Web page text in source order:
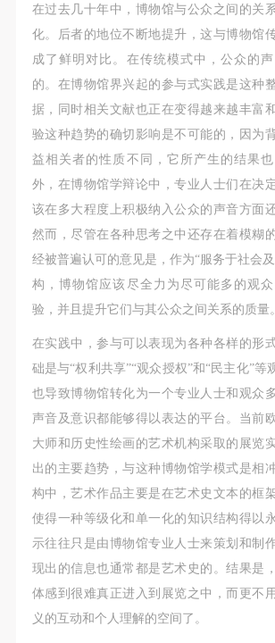
在过去几十年中，博物馆与公众之间的关
化。后者的地位不断地提升，这与博物馆
成了鲜明对比。在传统模式中，公众的
的。在博物馆界兴起的参与式实践是这种
据，同时相关文献也正在变得越来越丰富
验这种趋势的确切影响是不可能的，因为
益相关者的性质不同，它所产生的结果
外，在博物馆学辩论中，专业人士们在决
该在多大程度上积极纳入公众的声音方面
然而，尽管在各种思考之中还存在着模糊
经被普遍认可的意见是，作为“服务于社会
构，博物馆应该尽全力为尽可能多的观
验，并且提升它们与其公众之间关系的质量。
在实践中，参与可以表现为各种各样的形
础是与“权利共享”“观众授权”和“民主化”等
也导致博物馆转化为一个专业人士和观众
声音及意识都能够得以表达的平台。当前
大师和历史性绘画的艺术机构采取的展览
出的主要趋势，与这种博物馆学模式是相
构中，艺术作品主要是在艺术史文本的框
使得一种等级化和单一化的知识结构得以
示往往只是由博物馆专业人士来策划和制
现出的信息也通常都是艺术史的。结果是
体感到很难真正进入到展览之中，而更不
义的互动和个人理解的空间了。
律、法规，必须遵循道德和社会公德
备以人为本、团结友爱、互相帮助和
品质。
第三条
参加本次活动人员应该是成年人（具
能力的人，18周岁以上）未成年人必
同下参观。
第四条
参加活动者在此次活动期间的人身安
励参加者自行购买人身安全保险。活
故，活动中任何非事故当事人及美术
事故的任何责任，但有互相援助的义
成员应当积极主动的组织实施救援工作
身不承担任何法律责任和经济责任。
的人身安全不负有民事及相关连带责
第五条
参加活动者在此次活动期间应主动遵
序、维护美术馆场地及展示、展览、
衍生品的安全。活动中一旦因个人原
地、空间、艺术品、衍生品等受到不
破坏。活动中任何非事故当事人及美
应的责任与损失，应由参与活动者根
文、组织规定进行协商和赔偿。并追
任和经济责任。
第六条
律、法规，必须遵循道德和社会公德
备以人为本、团结友爱、互相帮助和
品质。
第三条
参加本次活动人员应该是成年人（具
能力的人，18周岁以上）未成年人必
同下参观。
第四条
参加活动者在此次活动期间的人身安
励参加者自行购买人身安全保险。活
故，活动中任何非事故当事人及美术
事故的任何责任，但有互相援助的义
成员应当积极主动的组织实施救援工作
身不承担任何法律责任和经济责任。
的人身安全不负有民事及相关连带责
第五条
参加活动者在此次活动期间应主动遵
序、维护美术馆场地及展示、展览、
衍生品的安全。活动中一旦因个人原
地、空间、艺术品、衍生品等受到不
破坏。活动中任何非事故当事人及美
应的责任与损失，应由参与活动者根
文、组织规定进行协商和赔偿。并追
任和经济责任。
第六条
律、法规，必须遵循道德和社会公德
备以人为本、团结友爱、互相帮助和
品质。
第三条
参加本次活动人员应该是成年人（具
能力的人，18周岁以上）未成年人必
同下参观。
第四条
参加活动者在此次活动期间的人身安
励参加者自行购买人身安全保险。活
故，活动中任何非事故当事人及美术
事故的任何责任，但有互相援助的义
成员应当积极主动的组织实施救援工作
身不承担任何法律责任和经济责任。
的人身安全不负有民事及相关连带责
第五条
参加活动者在此次活动期间应主动遵
序、维护美术馆场地及展示、展览、
衍生品的安全。活动中一旦因个人原
地、空间、艺术品、衍生品等受到不
破坏。活动中任何非事故当事人及美
应的责任与损失，应由参与活动者根
文、组织规定进行协商和赔偿。并追
任和经济责任。
第六条